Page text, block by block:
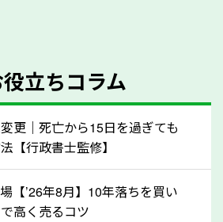
態でも、高価買取が可能です。
能です。「廃車＝買取できない」
格で買取できます。他社で買取
格がつく可能性があるので、諦め
立ちコラム
更｜死亡から15日を過ぎても
【行政書士監修】
【’26年8月】10年落ちを買い
高く売るコツ